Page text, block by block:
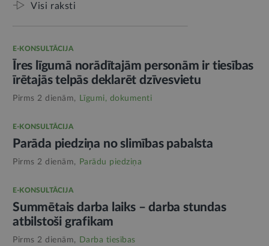
Visi raksti
E-KONSULTĀCIJA
Īres līgumā norādītajām personām ir tiesības
īrētajās telpās deklarēt dzīvesvietu
Pirms 2 dienām, Līgumi, dokumenti
E-KONSULTĀCIJA
Parāda piedziņa no slimības pabalsta
Pirms 2 dienām, Parādu piedziņa
E-KONSULTĀCIJA
Summētais darba laiks – darba stundas
atbilstoši grafikam
Pirms 2 dienām, Darba tiesības